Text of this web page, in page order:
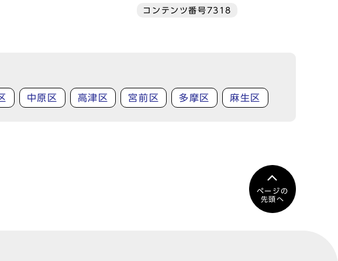
コンテンツ番号7318
中原区 高津区 宮前区 多摩区 麻生区
ページの
先頭へ